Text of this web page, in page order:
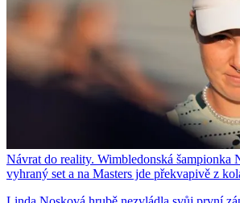
Návrat do reality. Wimbledonská šampionka
vyhraný set a na Masters jde překvapivě z